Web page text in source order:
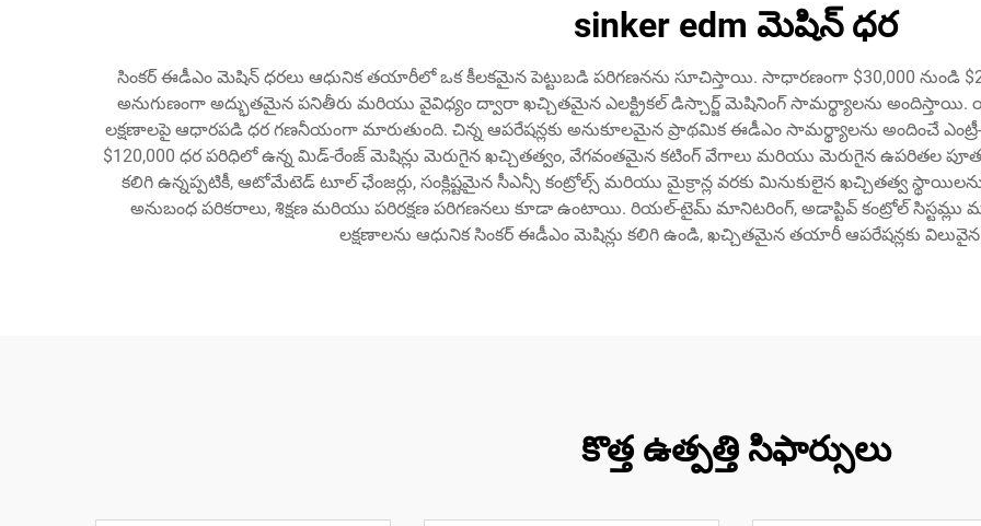
sinker edm మెషిన్ ధర
సింకర్ ఈడీఎం మెషిన్ ధరలు ఆధునిక తయారీలో ఒక కీలకమైన పెట్టుబడి పరిగణనను సూచిస్తాయి. సాధారణంగా $30,000 నుండి
అనుగుణంగా అద్భుతమైన పనితీరు మరియు వైవిధ్యం ద్వారా ఖచ్చితమైన ఎలక్ట్రికల్ డిస్చార్జ్ మెషినింగ్ సామర్థ్యాలను
లక్షణాలపై ఆధారపడి ధర గణనీయంగా మారుతుంది. చిన్న ఆపరేషన్లకు అనుకూలమైన ప్రాథమిక ఈడీఎం సామర్థ్యాలను అందించే
$120,000 ధర పరిధిలో ఉన్న మిడ్-రేంజ్ మెషిన్లు మెరుగైన ఖచ్చితత్వం, వేగవంతమైన కటింగ్ వేగాలు మరియు మెరుగైన ఉపరితల
కలిగి ఉన్నప్పటికీ, ఆటోమేటెడ్ టూల్ ఛేంజర్లు, సంక్లిష్టమైన సీఎన్సీ కంట్రోల్స్ మరియు మైక్రాన్ల వరకు మినుకులైన ఖచ్చితత్వ
అనుబంధ పరికరాలు, శిక్షణ మరియు పరిరక్షణ పరిగణనలు కూడా ఉంటాయి. రియల్-టైమ్ మానిటరింగ్, అడాప్టివ్ కంట్రోల్ సిస్టమ్లు
లక్షణాలను ఆధునిక సింకర్ ఈడీఎం మెషిన్లు కలిగి ఉండి, ఖచ్చితమైన తయారీ ఆపరేషన్లకు
కొత్త ఉత్పత్తి సిఫార్సులు